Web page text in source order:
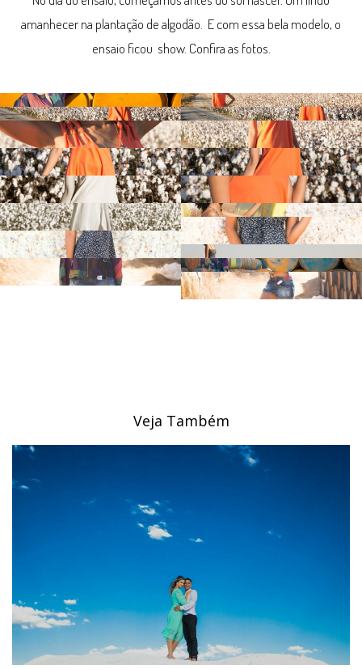
amanhecer na plantação de algodão. E com essa bela modelo, o
ensaio ficou show. Confira as fotos.
Veja Também